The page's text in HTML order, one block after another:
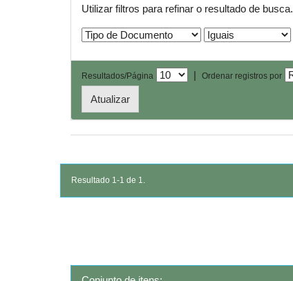
Utilizar filtros para refinar o resultado de busca.
Resultados/Página | Ordenar registros por
Resultado 1-1 de 1.